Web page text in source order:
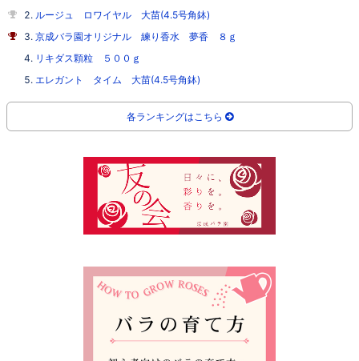
ルージュ ロワイヤル 大苗(4.5号角鉢)
京成バラ園オリジナル 練り香水 夢香 ８ｇ
リキダス顆粒 ５００ｇ
エレガント タイム 大苗(4.5号角鉢)
各ランキングはこちら